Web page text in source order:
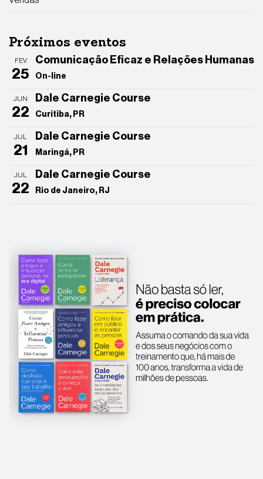
Próximos eventos
FEV
25
Comunicação Eficaz e Relações Humanas
On-line
JUN
22
Dale Carnegie Course
Curitiba, PR
JUL
21
Dale Carnegie Course
Maringá, PR
JUL
22
Dale Carnegie Course
Rio de Janeiro, RJ